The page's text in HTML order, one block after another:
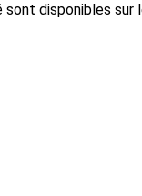
disponibles sur